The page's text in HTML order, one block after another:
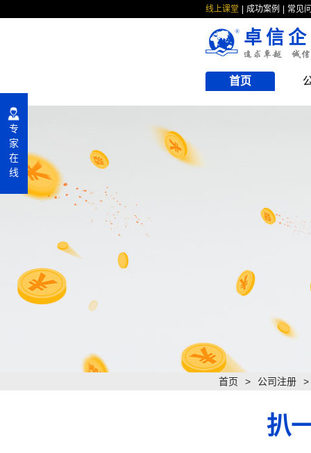
线上课堂 成功案例 常见
卓信
首页
首页 > 公司注册 >
扒
专
家
在
线